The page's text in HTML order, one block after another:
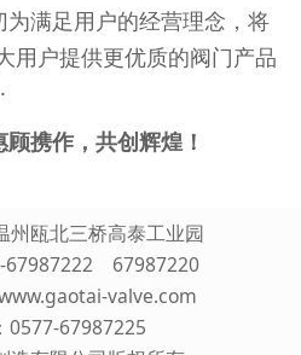
满足用户的经营理念，将
用户提供更优质的阀门产品
携作，共创辉煌！
州瓯北三桥高泰工业园
67987222 67987220
valve.com
0577-67987225